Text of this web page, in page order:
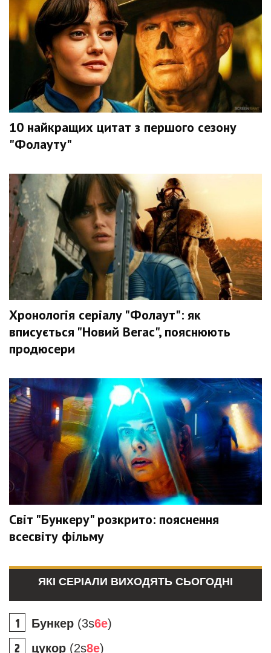
10 найкращих цитат з першого сезону
"Фолауту"
Хронологія серіалу "Фолаут": як
вписується "Новий Вегас", пояснюють
продюсери
Світ "Бункеру" розкрито: пояснення
всесвіту фільму
ЯКІ СЕРІАЛИ ВИХОДЯТЬ СЬОГОДНІ
Бункер (3s6e)
цукор (2s8e)